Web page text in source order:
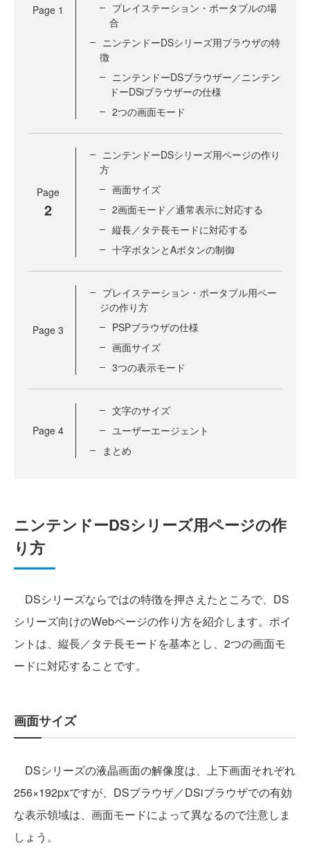
Page 1
プレイステーション・ポータブルの場
合
ニンテンドーDSシリーズ用ブラウザの特
徴
ニンテンドーDSブラウザー／ニンテン
ドーDSiブラウザーの仕様
2つの画面モード
Page
2
ニンテンドーDSシリーズ用ページの作り
方
画面サイズ
2画面モード／通常表示に対応する
縦長／タテ長モードに対応する
十字ボタンとAボタンの制御
Page 3
プレイステーション・ポータブル用ペー
ジの作り方
PSPブラウザの仕様
画面サイズ
3つの表示モード
Page 4
文字のサイズ
ユーザーエージェント
まとめ
ニンテンドーDSシリーズ用ページの作
り方
DSシリーズならではの特徴を押さえたところで、DS
シリーズ向けのWebページの作り方を紹介します。ポイ
ントは、縦長／タテ長モードを基本とし、2つの画面モ
ードに対応することです。
画面サイズ
DSシリーズの液晶画面の解像度は、上下画面それぞれ
256×192pxですが、DSブラウザ／DSiブラウザでの有効
な表示領域は、画面モードによって異なるので注意しま
しょう。